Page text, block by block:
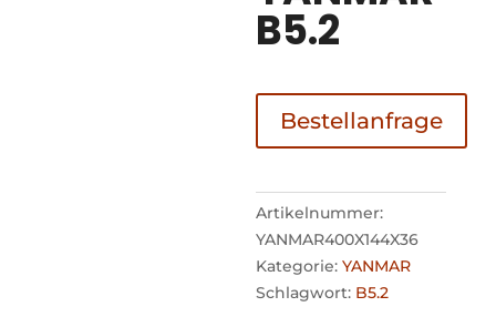
B5.2
Bestellanfrage
Artikelnummer:
YANMAR400X144X36
Kategorie:YANMAR
Schlagwort: B5.2